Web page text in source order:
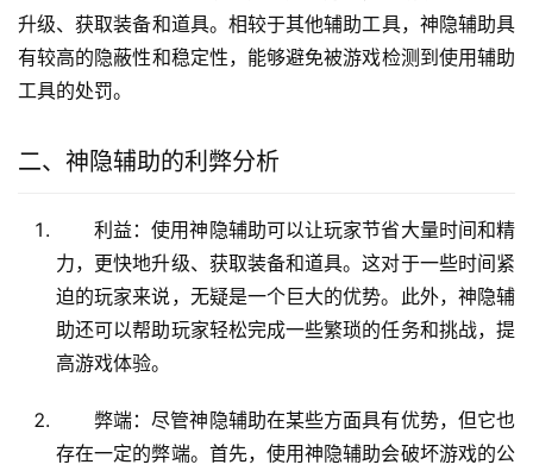
升级、获取装备和道具。相较于其他辅助工具，神隐辅助具
有较高的隐蔽性和稳定性，能够避免被游戏检测到使用辅助
工具的处罚。
二、神隐辅助的利弊分析
利益：使用神隐辅助可以让玩家节省大量时间和精
力，更快地升级、获取装备和道具。这对于一些时间紧
迫的玩家来说，无疑是一个巨大的优势。此外，神隐辅
助还可以帮助玩家轻松完成一些繁琐的任务和挑战，提
高游戏体验。
弊端：尽管神隐辅助在某些方面具有优势，但它也
存在一定的弊端。首先，使用神隐辅助会破坏游戏的公